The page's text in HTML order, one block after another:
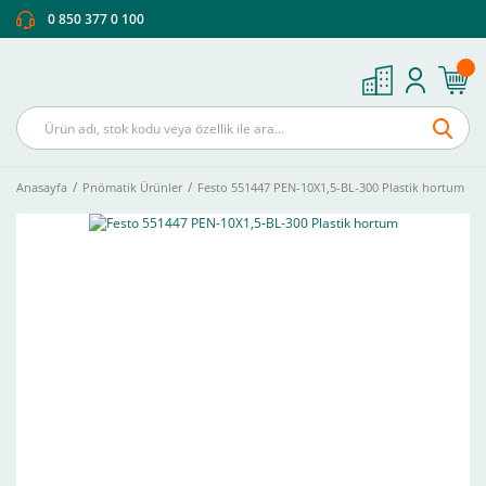
0 850 377 0 100
Anasayfa Pnömatik Ürünler Festo 551447 PEN-10X1,5-BL-300 Plastik hortum